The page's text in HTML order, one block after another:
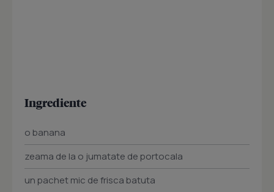
Ingrediente
o banana
zeama de la o jumatate de portocala
un pachet mic de frisca batuta